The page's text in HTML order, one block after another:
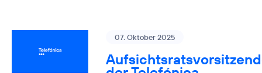
07. Oktober 2025